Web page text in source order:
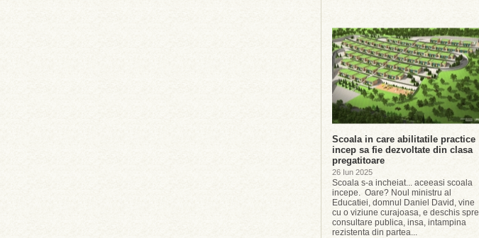
Scoala in care abilitatile practice
incep sa fie dezvoltate din clasa
pregatitoare
26 Iun 2025
Scoala s-a incheiat... aceeasi scoala
incepe. Oare? Noul ministru al
Educatiei, domnul Daniel David, vine
cu o viziune curajoasa, e deschis spre
consultare publica, insa, intampina
rezistenta din partea...